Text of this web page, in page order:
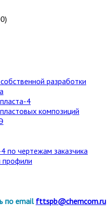
разработки
4
композиций
по чертежам заказчика
профили
по email fttspb@chemcom.ru